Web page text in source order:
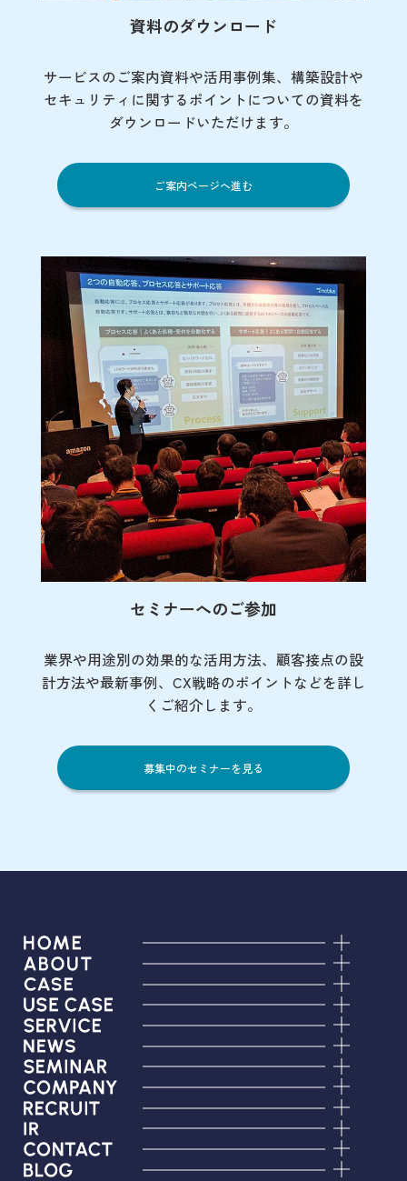
資料のダウンロード
サービスのご案内資料や活用事例集、 構築設計や
セキュリティに関するポイントについての資料を
ダウンロードいただけます。
ご案内ページへ進む
セミナーへのご参加
業界や用途別の効果的な活用方法、顧客接点の設
計方法や最新事例、CX戦略のポイントなどを詳し
くご紹介します。
募集中のセミナーを見る